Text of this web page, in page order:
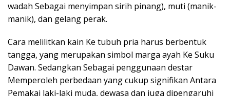
wadah Sebagai menyimpan sirih pinang), muti (manik-
manik), dan gelang perak.
Cara melilitkan kain Ke tubuh pria harus berbentuk
tangga, yang merupakan simbol marga ayah Ke Suku
Dawan. Sedangkan Sebagai penggunaan destar
Memperoleh perbedaan yang cukup signifikan Antara
Pemakai laki-laki muda, dewasa dan juga dipengaruhi